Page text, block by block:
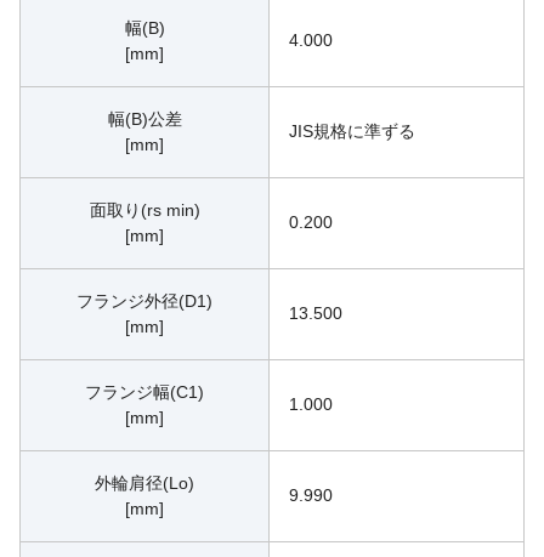
幅(B)
[mm]
4.000
幅(B)公差
[mm]
JIS規格に準ずる
面取り(rs min)
[mm]
0.200
フランジ外径(D1)
[mm]
13.500
フランジ幅(C1)
[mm]
1.000
外輪肩径(Lo)
[mm]
9.990